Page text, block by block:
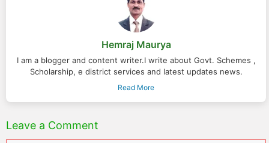
Hemraj Maurya
I am a blogger and content writer.I write about Govt. Schemes ,
Scholarship, e district services and latest updates news.
Read More
Leave a Comment